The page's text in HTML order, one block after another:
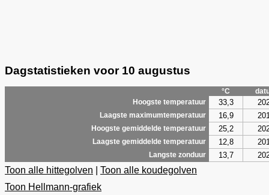
Dagstatistieken voor 10 augustus
°C
Hoogste temperatuur
33,3
Laagste maximumtemperatuur 16,9
Hoogste gemiddelde temperatuur 25,2
Laagste gemiddelde temperatuur 12,8
Langste zonduur 13,7
Toon alle hittegolven
Toon alle koudegolven
Toon Hellmann-grafiek